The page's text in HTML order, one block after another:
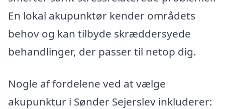
En lokal akupunktør kender områdets
behov og kan tilbyde skræddersyede
behandlinger, der passer til netop dig.
Nogle af fordelene ved at vælge
akupunktur i Sønder Sejerslev inkluderer: